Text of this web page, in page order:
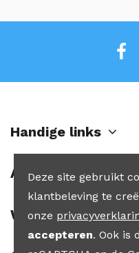
Handige links
Account
Winkel
Deze site gebruikt
klantbeleving te
onze
accepteren. Ook is